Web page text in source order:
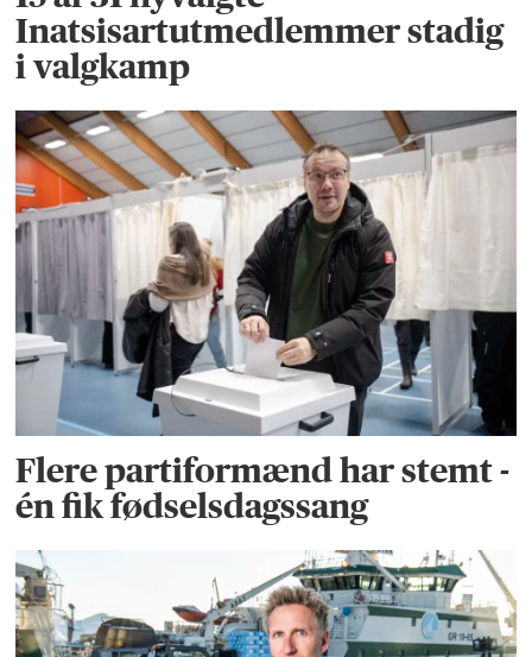
Inatsisartutmedlemmer stadig
i valgkamp
Flere partiformænd har stemt -
én fik fødselsdagssang